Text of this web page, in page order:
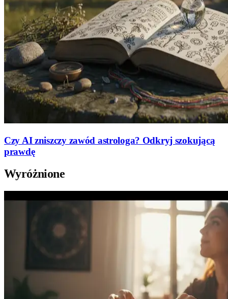
Czy AI zniszczy zawód astrologa? Odkryj szokującą
prawdę
Wyróżnione